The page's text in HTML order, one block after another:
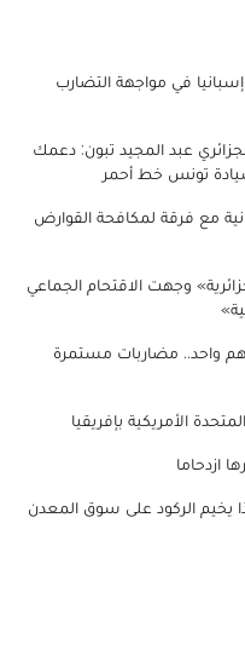
في مواجهة التضارب
عبد المجيد تبون: دعمك
تونس خط أحمر
مع فرقة لمكافحة القوارض
وجهت الاقتحام الجماعي
واحد.. مضاربات مستمرة
الأمريكية بإفريقيا
يخيم الركود على سوق المعدن